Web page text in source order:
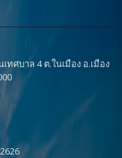
ศบาล 4 ต.ในเมือง อ.เมือง